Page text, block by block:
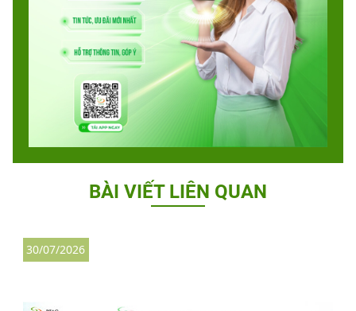
BÀI VIẾT LIÊN QUAN
30/07/2026